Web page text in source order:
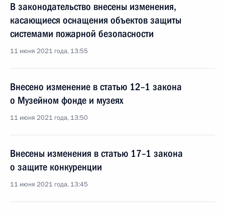
В законодательство внесены изменения,
касающиеся оснащения объектов защиты
системами пожарной безопасности
11 июня 2021 года, 13:55
Внесено изменение в статью 12–1 закона
о Музейном фонде и музеях
11 июня 2021 года, 13:50
Внесены изменения в статью 17–1 закона
о защите конкуренции
11 июня 2021 года, 13:45